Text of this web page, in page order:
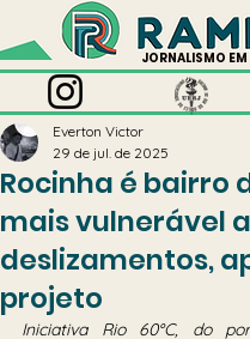
JORNALISMO
Rocinha é bairro
mais vulnerável a
deslizamentos,
projeto
Everton Victor
29 de jul. de 2025
Iniciativa Rio 60°C, do